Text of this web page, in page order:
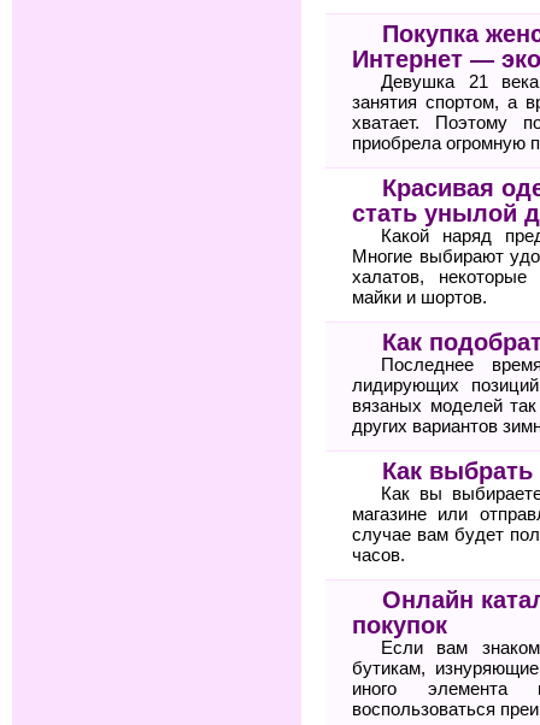
Покупка
Интернет —
Девушка 21
занятия спортом, а
хватает. Поэтому
приобрела огромную
Красивая
стать унылой
Какой наряд
Многие выбирают
халатов,
майки и шортов.
Как
Последнее
лидирующих
вязаных моделей
других вариантов
Как
Как вы
магазине или
случае вам будет
часов.
Онлайн
покупок
Если вам
бутикам,
иного элемента
воспользоваться